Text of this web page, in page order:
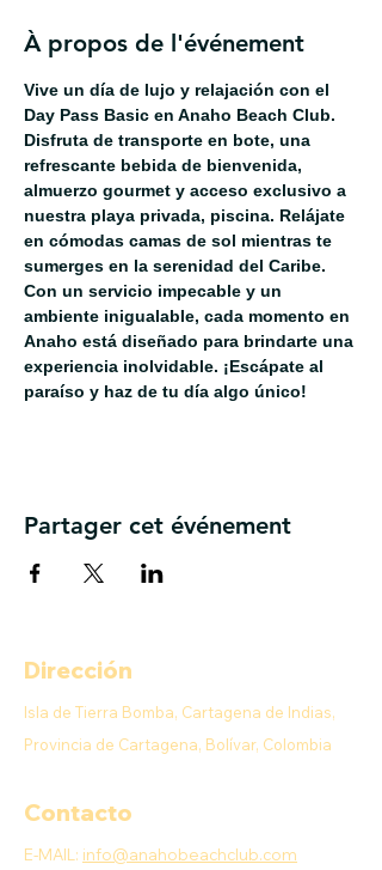
À propos de l'événement
Vive un día de lujo y relajación con el
Day Pass Basic en Anaho Beach Club.
Disfruta de transporte en bote, una
refrescante bebida de bienvenida,
almuerzo gourmet y acceso exclusivo a
nuestra playa privada, piscina. Relájate
en cómodas camas de sol mientras te
sumerges en la serenidad del Caribe.
Con un servicio impecable y un
ambiente inigualable, cada momento en
Anaho está diseñado para brindarte una
experiencia inolvidable. ¡Escápate al
paraíso y haz de tu día algo único!
Partager cet événement
Dirección
Isla de Tierra Bomba, Cartagena de Indias,
Provincia de Cartagena, Bolívar, Colombia
Contacto
E-MAIL: info@anahobeachclub.com